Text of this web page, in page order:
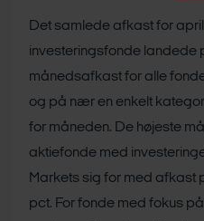
Det samlede afkast for
investeringsfonde landede
månedsafkast for alle
og på nær en enkelt
for måneden. De højeste
aktiefonde med
Markets sig for med afkast
pct. For fonde med fokus